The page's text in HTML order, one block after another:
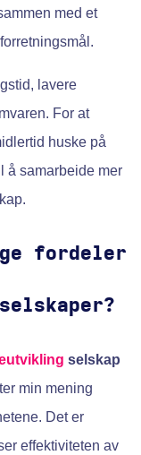
med et
lavere
For at
huske på
å samarbeide mer
fordeler
selskap
min mening
Det er
effektiviteten av